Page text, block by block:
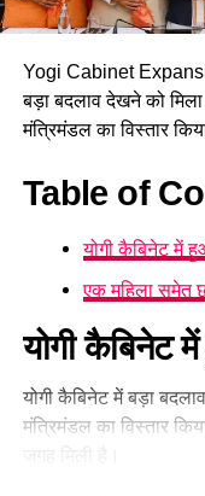
Yogi Cabinet
बड़ा बदलाव देखने को
मंत्रिमंडल का विस्तार
Table of
योगी कैबिनेट में
एक महिला समेत
योगी कैबिनेट
योगी कैबिनेट में बड़ा
मंत्रिमंडल का विस्तार